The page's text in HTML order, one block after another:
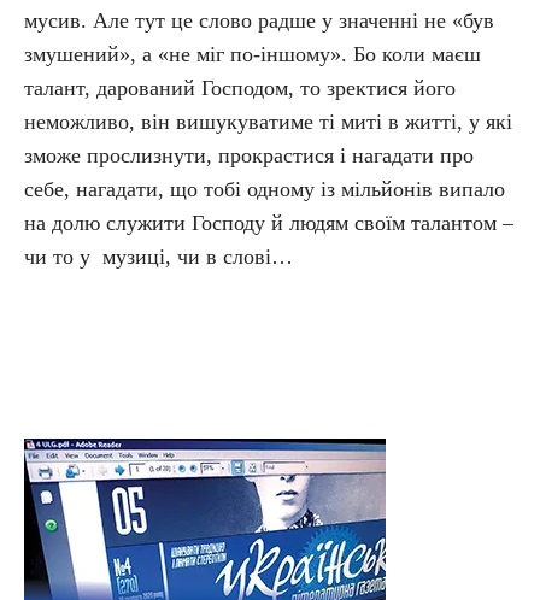
мусив. Але тут це слово радше у значенні не «був
змушений», а «не міг по-іншому». Бо коли маєш
талант, дарований Господом, то зректися його
неможливо, він вишукуватиме ті миті в житті, у які
зможе прослизнути, прокрастися і нагадати про
себе, нагадати, що тобі одному із мільйонів випало
на долю служити Господу й людям своїм талантом –
чи то у музиці, чи в слові…